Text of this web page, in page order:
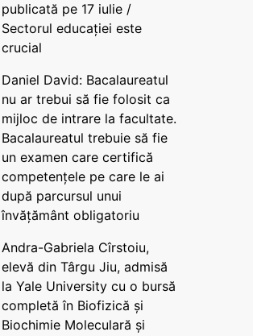
publicată pe 17 iulie /
Sectorul educației este
crucial
Daniel David: Bacalaureatul
nu ar trebui să fie folosit ca
mijloc de intrare la facultate.
Bacalaureatul trebuie să fie
un examen care certifică
competențele pe care le ai
după parcursul unui
învățământ obligatoriu
Andra-Gabriela Cîrstoiu,
elevă din Târgu Jiu, admisă
la Yale University cu o bursă
completă în Biofizică și
Biochimie Moleculară și